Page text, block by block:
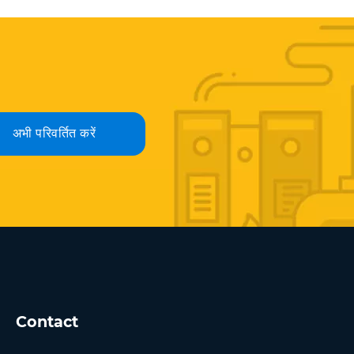
अभी परिवर्तित करें
Contact